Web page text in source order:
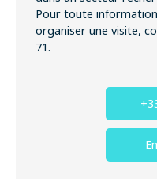
Pour toute
organiser une visite,
71.